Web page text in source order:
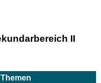
II
Themen